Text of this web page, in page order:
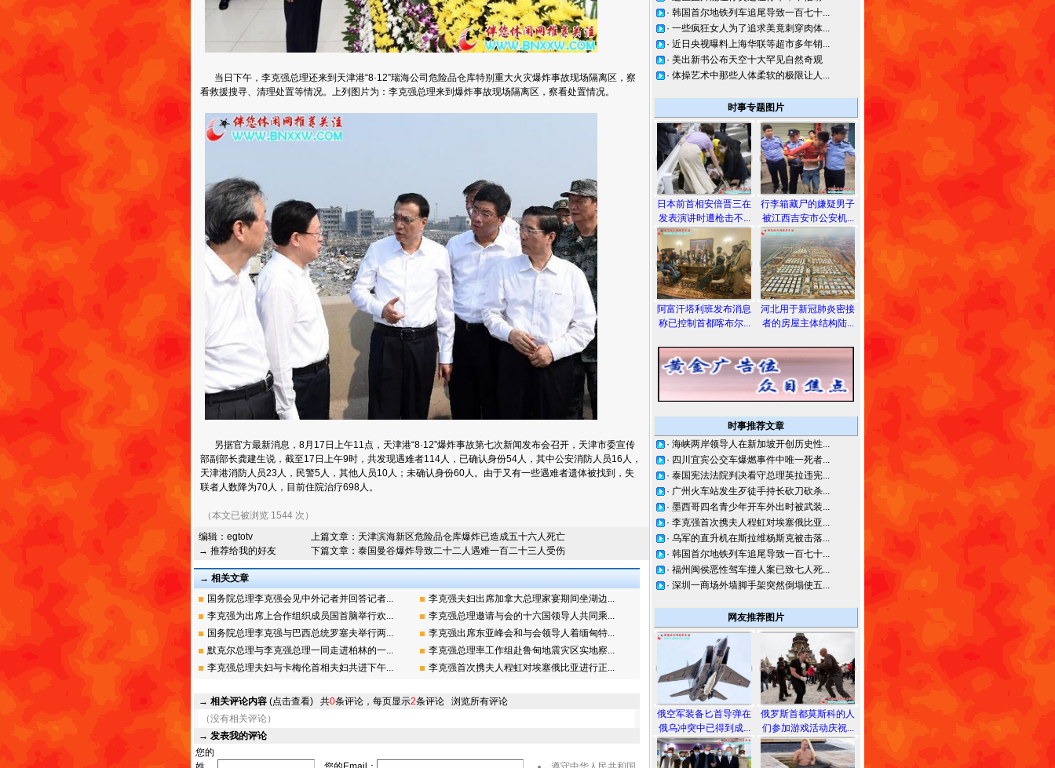
当日下午，李克强总理还来到天津港“8·12”瑞海公司危险品仓库特别重大火灾爆炸事故现场隔离区，察
看救援搜寻、清理处置等情况。上列图片为：李克强总理来到爆炸事故现场隔离区，察看处置情况。
另据官方最新消息，8月17日上午11点，天津港“8·12”爆炸事故第七次新闻发布会召开，天津市委宣传
部副部长龚建生说，截至17日上午9时，共发现遇难者114人，已确认身份54人，其中公安消防人员16人，
天津港消防人员23人，民警5人，其他人员10人；未确认身份60人。由于又有一些遇难者遗体被找到，失
联者人数降为70人，目前住院治疗698人。
（本文已被浏览 1544 次）
编辑： egtotv
→ 推荐给我的好友
上篇文章： 天津滨海新区危险品仓库爆炸已造成五十六人死亡
下篇文章： 泰国曼谷爆炸导致二十二人遇难一百二十三人受伤
→ 相关文章
国务院总理李克强会见中外记者并回答记者...
李克强夫妇出席加拿大总理家宴期间坐湖边...
李克强为出席上合作组织成员国首脑举行欢...
李克强总理邀请与会的十六国领导人共同乘...
国务院总理李克强与巴西总统罗塞夫举行两...
李克强出席东亚峰会和与会领导人着缅甸特...
默克尔总理与李克强总理一同走进柏林的一...
李克强总理率工作组赴鲁甸地震灾区实地察...
李克强总理夫妇与卡梅伦首相夫妇共进下午...
李克强首次携夫人程虹对埃塞俄比亚进行正...
→ 相关评论内容 (点击查看) 共0条评论，每页显示2条评论 浏览所有评论
（没有相关评论）
→ 发表我的评论
您的
· 韩国首尔地铁列车追尾导致一百七十...
· 一些疯狂女人为了追求美竟刺穿肉体...
· 近日央视曝料上海华联等超市多年销...
· 美出新书公布天空十大罕见自然奇观
· 体操艺术中那些人体柔软的极限让人...
时事专题图片
日本前首相安倍晋三在
发表演讲时遭枪击不...
阿富汗塔利班发布消息
称已控制首都喀布尔...
行李箱藏尸的嫌疑男子
被江西吉安市公安机...
河北用于新冠肺炎密接
者的房屋主体结构陆...
时事推荐文章
· 海峡两岸领导人在新加坡开创历史性...
· 四川宜宾公交车爆燃事件中唯一死者...
· 泰国宪法法院判决看守总理英拉违宪...
· 广州火车站发生歹徒手持长砍刀砍杀...
· 墨西哥四名青少年开车外出时被武装...
· 李克强首次携夫人程虹对埃塞俄比亚...
· 乌军的直升机在斯拉维杨斯克被击落...
· 韩国首尔地铁列车追尾导致一百七十...
· 福州闽侯恶性驾车撞人案已致七人死...
· 深圳一商场外墙脚手架突然倒塌使五...
网友推荐图片
俄空军装备匕首导弹在
俄乌冲突中已得到成...
俄罗斯首都莫斯科的人
们参加游戏活动庆祝...